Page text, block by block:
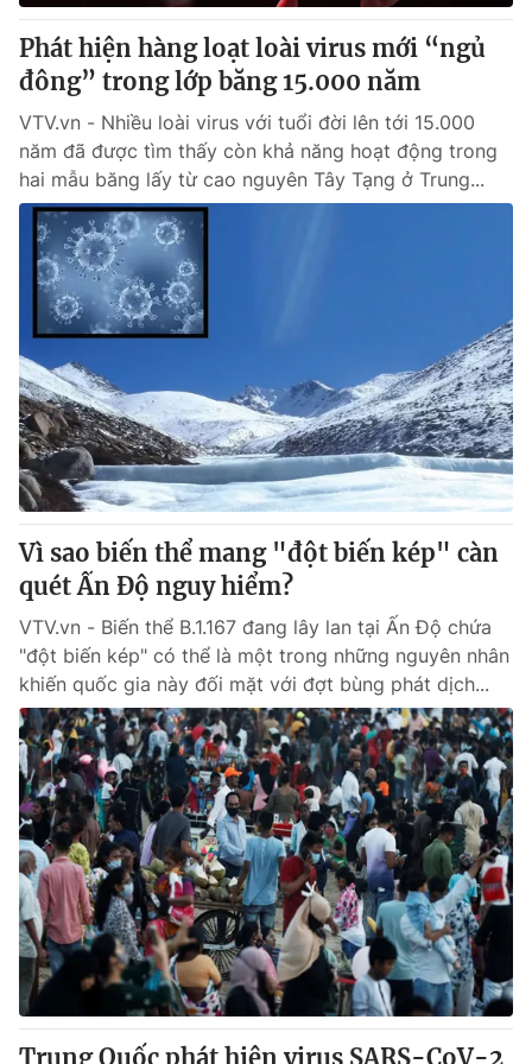
® Cấm sao chép dưới mọi hình thức nếu không có sự chấp
thuận bằng văn bản. Ghi rõ nguồn VTV.vn khi phát hành lại
thông tin từ website này.
Phát hiện hàng loạt loài virus mới “ngủ
đông” trong lớp băng 15.000 năm
VTV.vn - Nhiều loài virus với tuổi đời lên tới 15.000
năm đã được tìm thấy còn khả năng hoạt động trong
hai mẫu băng lấy từ cao nguyên Tây Tạng ở Trung...
Vì sao biến thể mang "đột biến kép" càn
quét Ấn Độ nguy hiểm?
VTV.vn - Biến thể B.1.167 đang lây lan tại Ấn Độ chứa
"đột biến kép" có thể là một trong những nguyên nhân
khiến quốc gia này đối mặt với đợt bùng phát dịch...
Trung Quốc phát hiện virus SARS-CoV-2